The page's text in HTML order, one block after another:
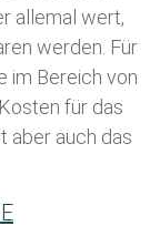
allemal wert,
werden. Für
im Bereich von
für das
aber auch das